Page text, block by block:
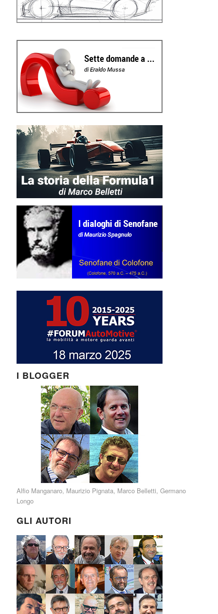
I BLOGGER
Alfio Manganaro, Maurizio Pignata, Marco Belletti, Germano
Longo
GLI AUTORI